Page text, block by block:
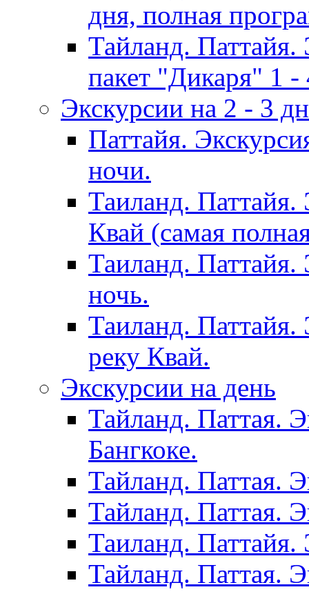
дня, полная
Тайланд. Паттайя.
пакет "Дикаря" 1 -
Экскурсии на 2 - 3
Паттайя.
ночи.
Таиланд. Паттайя.
Квай (самая
Таиланд.
ночь.
Таиланд. Паттайя.
реку Квай.
Экскурсии на день
Тайланд. Паттая.
Бангкоке.
Тайланд. Паттая.
Тайланд. Паттая.
Таиланд.
Тайланд. Паттая.